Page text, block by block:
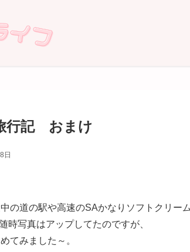
行記 おまけ
日
の道の駅や高速のSAかなりソフトクリー
時写真はアップしてたのですが、
てみました～。